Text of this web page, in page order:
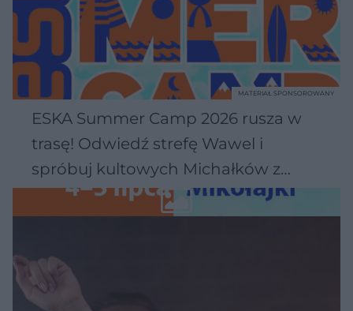
ESKA Summer Camp 2026 rusza w
trasę! Odwiedź strefę Wawel i
spróbuj kultowych Michałków z
Wawelu
MATERIAŁ SPONSOROWANY